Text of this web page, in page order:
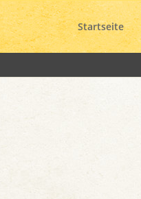
Startseite